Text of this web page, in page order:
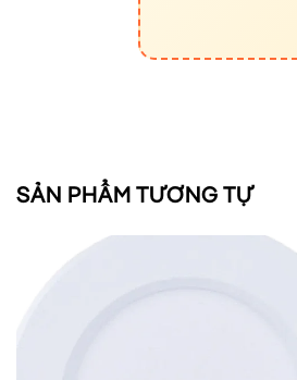
SẢN PHẨM TƯƠNG TỰ